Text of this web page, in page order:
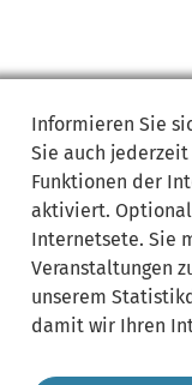
Informieren Sie
Sie auch
Funktionen der
aktiviert.
Internetsete. Sie
Veranstaltungen
unserem
damit wir Ihren